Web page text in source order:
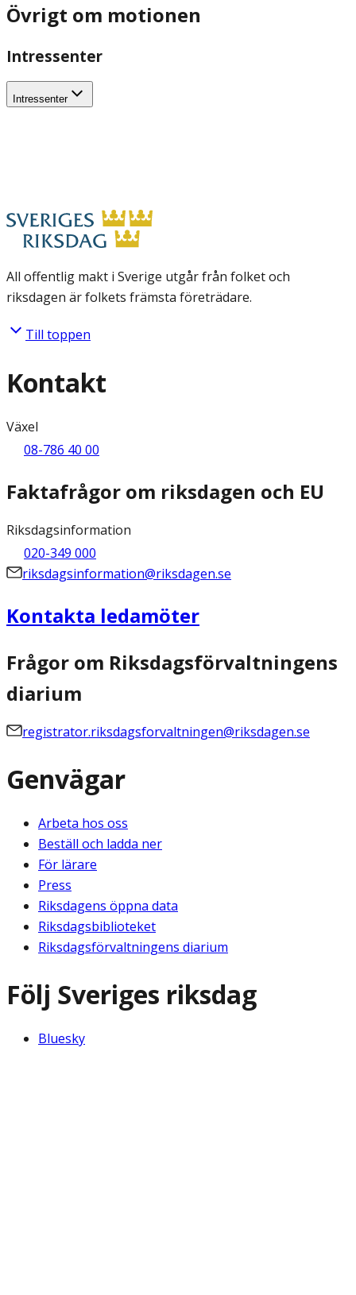
Övrigt om motionen
Intressenter
Intressenter
All offentlig makt i Sverige utgår från folket och
riksdagen är folkets främsta företrädare.
Till toppen
Kontakt
Växel
08-786 40 00
Faktafrågor om riksdagen och EU
Riksdagsinformation
020-349 000
riksdagsinformation@riksdagen.se
Kontakta ledamöter
Frågor om Riksdagsförvaltningens
diarium
registrator.riksdagsforvaltningen@riksdagen.se
Genvägar
Arbeta hos oss
Beställ och ladda ner
För lärare
Press
Riksdagens öppna data
Riksdagsbiblioteket
Riksdagsförvaltningens diarium
Följ Sveriges riksdag
Bluesky